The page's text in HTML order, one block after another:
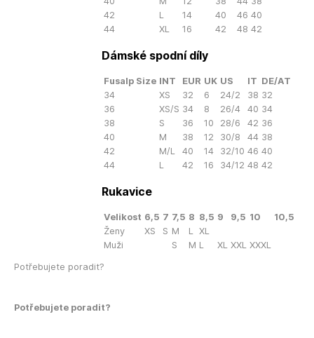
42
L 14 40 46 40
44
XL 16 42 48 42
Dámské spodní díly
Fusalp Size INT EUR UK US IT DE/AT
34
XS 32 6 24/2 38 32
36
XS/S 34 8 26/4 40 34
38
S 36 10 28/6 42 36
40
M 38 12 30/8 44 38
42
M/L 40 14 32/10 46 40
44
L 42 16 34/12 48 42
Rukavice
Velikost 6,5 7 7,5 8 8,5 9 9,5 10
10,5
Ženy
XS S M L
XL
Muži
S M L XL XXL XXXL
Potřebujete poradit?
Potřebujete poradit?